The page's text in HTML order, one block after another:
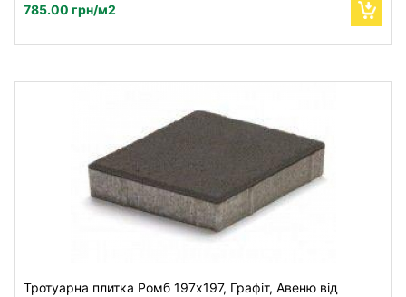
785.00 грн/м2
Тротуарна плитка Ромб 197x197, Графіт, Авеню від